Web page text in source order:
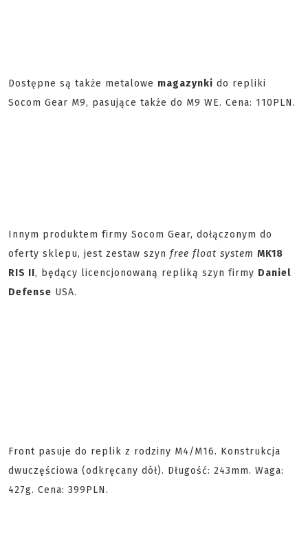
Dostępne są także metalowe magazynki do repliki
Socom Gear M9, pasujące także do M9 WE. Cena: 110PLN.
Innym produktem firmy Socom Gear, dołączonym do
oferty sklepu, jest zestaw szyn free float system MK18
RIS II, będący licencjonowaną repliką szyn firmy Daniel
Defense USA.
Front pasuje do replik z rodziny M4/M16. Konstrukcja
dwuczęściowa (odkręcany dół). Długość: 243mm. Waga:
427g. Cena: 399PLN.